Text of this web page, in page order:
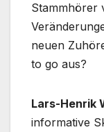
Stammhörer
neuen
to go aus?
Lars-Henrik
informative